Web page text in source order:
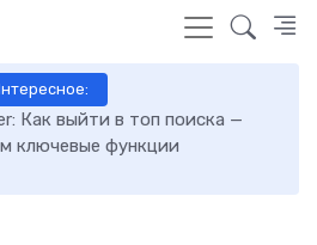
Как выйти в топ поиска —
ключевые функции